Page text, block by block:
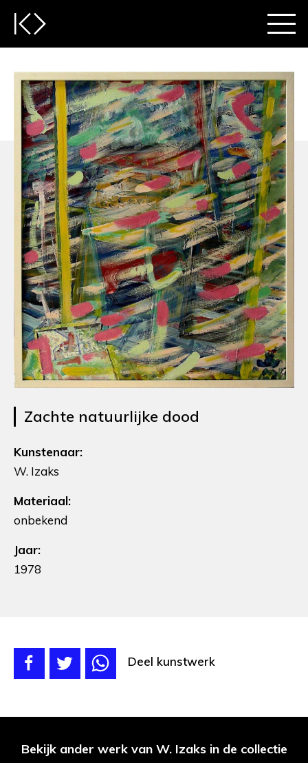
Zachte natuurlijke dood
Kunstenaar:
W. Izaks
Materiaal:
onbekend
Jaar:
1978
Deel kunstwerk
Bekijk ander werk van W. Izaks in de collectie